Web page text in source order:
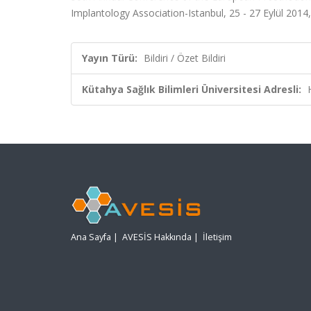
Implantology Association-Istanbul, 25 - 27 Eylül
Yayın Türü: Bildiri / Özet Bildiri
Kütahya Sağlık Bilimleri Üniversitesi Adresli:
Ana Sayfa | AVESİS Hakkında | İletişim